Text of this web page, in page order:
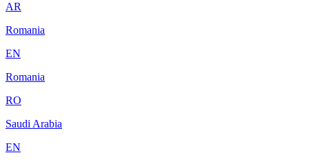
AR
Romania
EN
Romania
RO
Saudi Arabia
EN